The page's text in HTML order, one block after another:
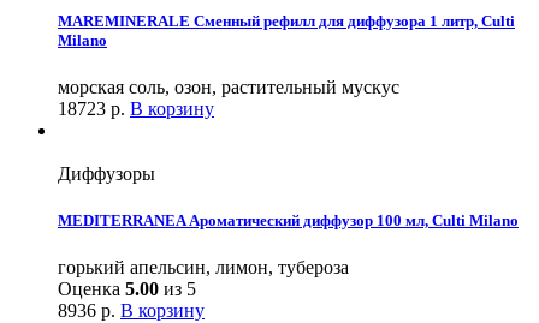
MAREMINERALE Сменный рефилл для диффузора 1 литр, Culti
Milano
морская соль, озон, растительный мускус
18723 р. В корзину
Диффузоры
MEDITERRANEA Ароматический диффузор 100 мл, Culti Milano
горький апельсин, лимон, тубероза
Оценка 5.00 из 5
8936 р. В корзину